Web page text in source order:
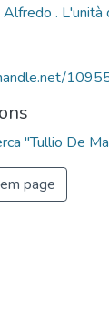
. L'unità
"Tullio De
page